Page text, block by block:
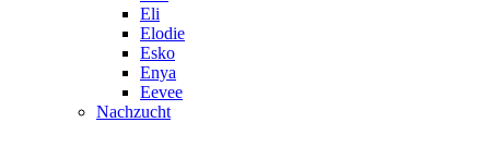
Eli
Elodie
Esko
Enya
Eevee
Nachzucht